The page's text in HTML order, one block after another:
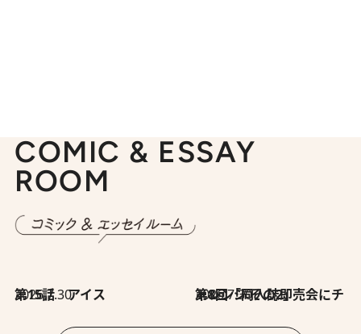
COMIC & ESSAY
ROOM
2026.7.30
第15話 アイス 2026.7.30
第8回「同人誌即売会にチャレンジ その2」